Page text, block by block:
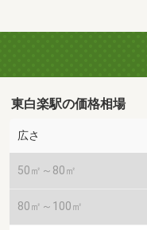
東白楽駅の価格相場
広さ
50㎡～80㎡
80㎡～100㎡